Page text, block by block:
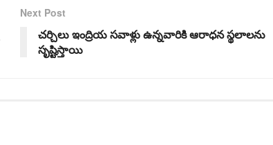
Next Post
చర్చిలు ఇంద్రియ సవాళ్లు ఉన్నవారికి ఆరాధన స్థలాలను
సృష్టిస్తాయి